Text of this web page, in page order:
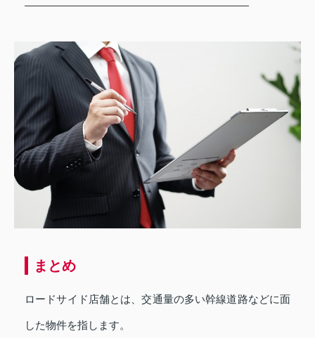
まとめ
ロードサイド店舗とは、交通量の多い幹線道路などに面
した物件を指します。